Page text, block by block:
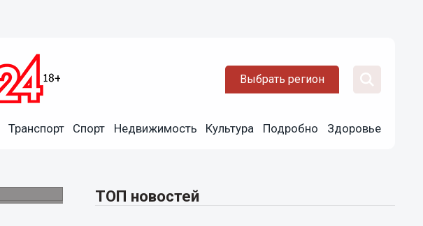
Выбрать регион
Транспорт Спорт Недвижимость Культура Подробно Здоровье
ТОП новостей